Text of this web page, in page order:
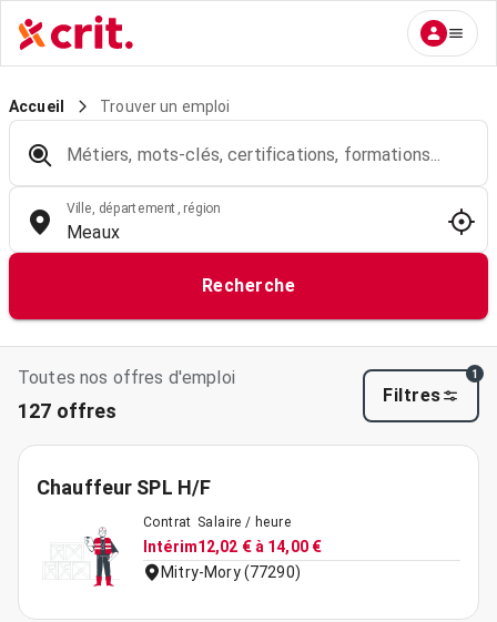
Accueil Trouver un emploi
Métiers, mots-clés, certifications, formations...
Ville, département, région
Recherche
Toutes nos offres d'emploi
127 offres
Filtres
1
Chauffeur SPL H/F
Contrat
Intérim
Salaire / heure
12,02 € à 14,00 €
Mitry-Mory (77290)